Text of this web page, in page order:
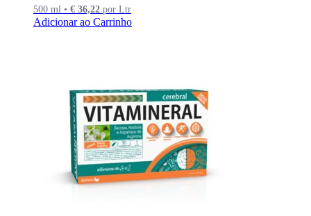
500 ml • € 36,22 por Ltr
Adicionar ao Carrinho